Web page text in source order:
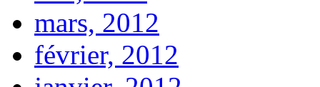
mars, 2012
février, 2012